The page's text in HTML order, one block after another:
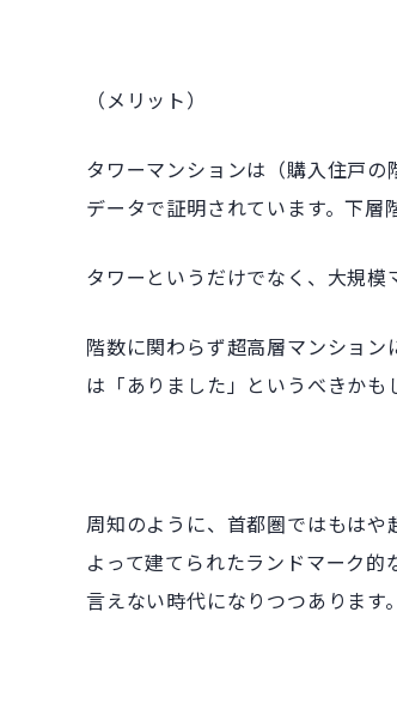
（メリット）
タワーマンションは（購入住戸
データで証明されています。下層
タワーというだけでなく、大規模
階数に関わらず超高層マンショ
は「ありました」というべきかも
周知のように、首都圏ではもは
よって建てられたランドマーク
言えない時代になりつつあります。